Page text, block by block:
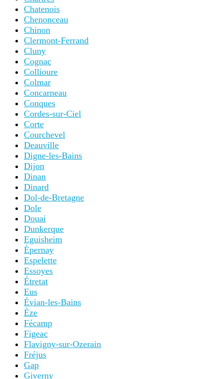
Chatenois
Chenonceau
Chinon
Clermont-Ferrand
Cluny
Cognac
Collioure
Colmar
Concarneau
Conques
Cordes-sur-Ciel
Corte
Courchevel
Deauville
Digne-les-Bains
Dijon
Dinan
Dinard
Dol-de-Bretagne
Dole
Douai
Dunkerque
Eguisheim
Épernay
Espelette
Essoyes
Étretat
Eus
Évian-les-Bains
Èze
Fécamp
Figeac
Flavigny-sur-Ozerain
Fréjus
Gap
Giverny